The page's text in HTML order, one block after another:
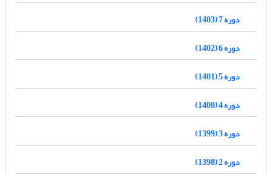
دوره 7 (1403)
دوره 6 (1402)
دوره 5 (1401)
دوره 4 (1400)
دوره 3 (1399)
دوره 2 (1398)